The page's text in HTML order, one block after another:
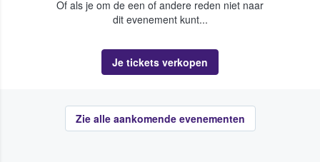
Of als je om de een of andere reden niet naar
dit evenement kunt...
Je tickets verkopen
Zie alle aankomende evenementen